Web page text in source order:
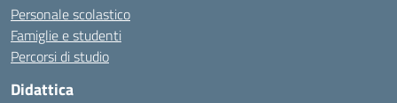
Personale scolastico
Famiglie e studenti
Percorsi di studio
Didattica